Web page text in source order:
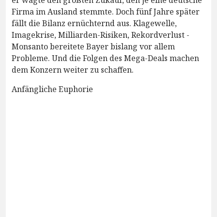
Firma im Ausland stemmte. Doch fünf Jahre später
fällt die Bilanz ernüchternd aus. Klagewelle,
Imagekrise, Milliarden-Risiken, Rekordverlust -
Monsanto bereitete Bayer bislang vor allem
Probleme. Und die Folgen des Mega-Deals machen
dem Konzern weiter zu schaffen.
Anfängliche Euphorie